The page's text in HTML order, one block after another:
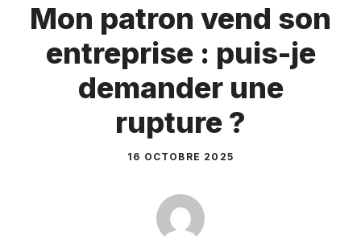
Mon patron vend son
entreprise : puis-je
demander une
rupture ?
16 OCTOBRE 2025